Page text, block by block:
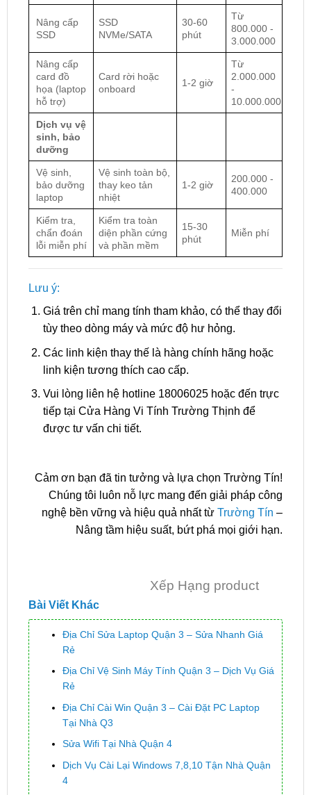
Nâng cấp
SSD
SSD
NVMe/SATA
30-60
phút
Từ
800.000 -
3.000.000
Nâng cấp
card đồ
họa (laptop
hỗ trợ)
Card rời hoặc
onboard
1-2 giờ
Từ
2.000.000
-
10.000.000
Dịch vụ vệ
sinh, bảo
dưỡng
Vệ sinh,
bảo dưỡng
laptop
Vệ sinh toàn bộ,
thay keo tản
nhiệt
1-2 giờ
200.000 -
400.000
Kiểm tra,
chẩn đoán
lỗi miễn phí
Kiểm tra toàn
diện phần cứng
và phần mềm
15-30
phút
Miễn phí
Lưu ý:
Giá trên chỉ mang tính tham khảo, có thể thay đổi
tùy theo dòng máy và mức độ hư hỏng.
Các linh kiện thay thế là hàng chính hãng hoặc
linh kiện tương thích cao cấp.
Vui lòng liên hệ hotline 18006025 hoặc đến trực
tiếp tại Cửa Hàng Vi Tính Trường Thịnh để
được tư vấn chi tiết.
Cảm ơn bạn đã tin tưởng và lựa chọn Trường Tín!
Chúng tôi luôn nỗ lực mang đến giải pháp công
nghệ bền vững và hiệu quả nhất từTrường Tín –
Nâng tầm hiệu suất, bứt phá mọi giới hạn.
Xếp Hạng product
Bài Viết Khác
Địa Chỉ Sửa Laptop Quận 3 – Sửa Nhanh Giá
Rẻ
Địa Chỉ Vệ Sinh Máy Tính Quận 3 – Dịch Vụ Giá
Rẻ
Địa Chỉ Cài Win Quận 3 – Cài Đặt PC Laptop
Tại Nhà Q3
Sửa Wifi Tại Nhà Quận 4
Dịch Vụ Cài Lại Windows 7,8,10 Tận Nhà Quận
4